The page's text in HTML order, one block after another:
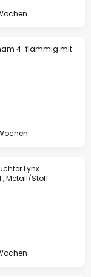
4-flammig mit
Lynx
Metall/Stoff